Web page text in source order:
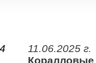
11.06.2025 г.